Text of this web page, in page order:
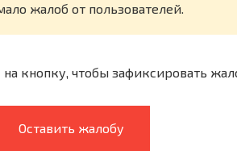
жалоб от пользователей.
кнопку, чтобы зафиксировать
Оставить жалобу